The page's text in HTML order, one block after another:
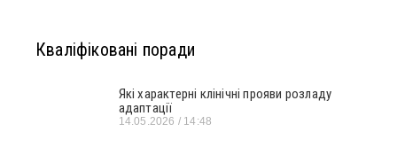
Кваліфіковані поради
Які характерні клінічні прояви розладу
адаптації
14.05.2026 14:48